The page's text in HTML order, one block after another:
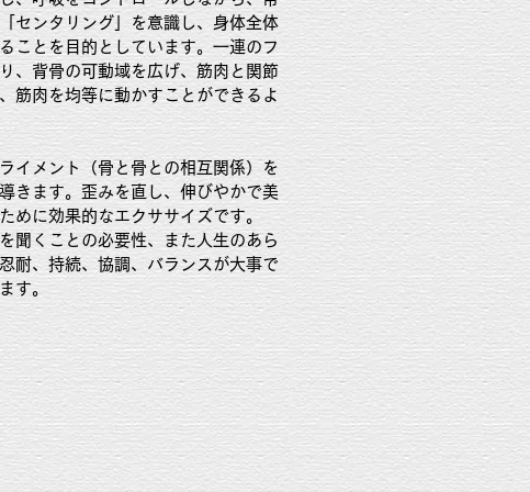
センタリング」を意識し、身体全体
ことを目的としています。一連のフ
、背骨の可動域を広げ、筋肉と関節
筋肉を均等に動かすことができるよ
イメント（骨と骨との相互関係）を
きます。歪みを直し、伸びやかで美
めに効果的なエクササイズです。
聞くことの必要性、また人生のあら
耐、持続、協調、バランスが大事で
す。